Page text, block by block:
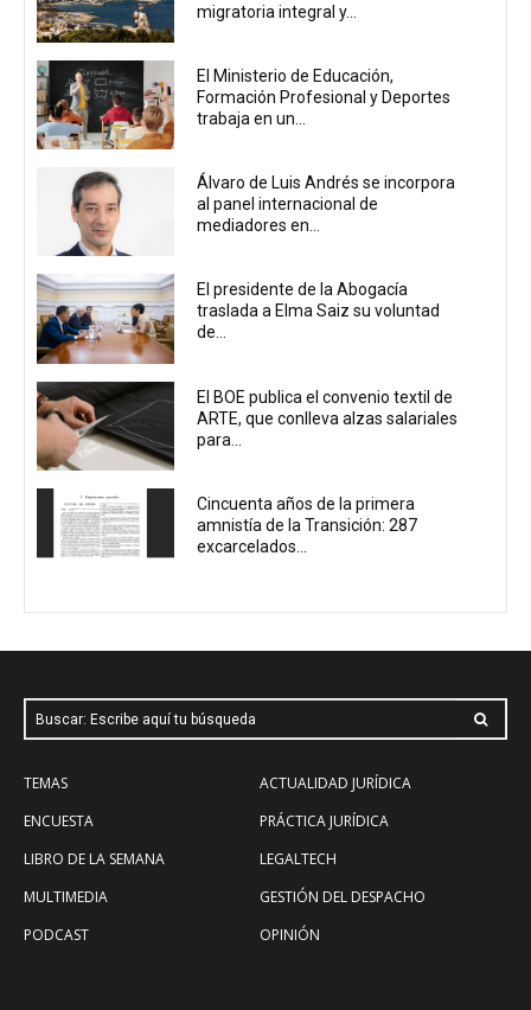
migratoria integral y...
El Ministerio de Educación,
Formación Profesional y Deportes
trabaja en un...
Álvaro de Luis Andrés se incorpora
al panel internacional de
mediadores en...
El presidente de la Abogacía
traslada a Elma Saiz su voluntad
de...
El BOE publica el convenio textil de
ARTE, que conlleva alzas salariales
para...
Cincuenta años de la primera
amnistía de la Transición: 287
excarcelados...
Buscar: Escribe aquí tu búsqueda
TEMAS
ENCUESTA
LIBRO DE LA SEMANA
MULTIMEDIA
PODCAST
ACTUALIDAD JURÍDICA
PRÁCTICA JURÍDICA
LEGALTECH
GESTIÓN DEL DESPACHO
OPINIÓN